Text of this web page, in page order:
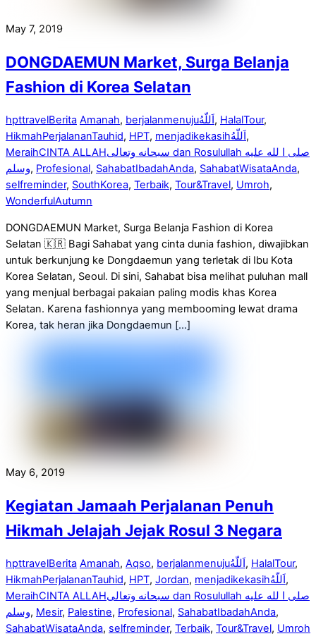
May 7, 2019
DONGDAEMUN Market, Surga Belanja
Fashion di Korea Selatan
hpttravelBerita Amanah, berjalanmenuju‎اَللّهُ , HalalTour,
HikmahPerjalananTauhid, HPT, menjadikekasih‎اَللّهُ ,
MeraihCINTA ALLAHسبحانه وتعالى dan Rosulullah صلى ا لله عليه
وسلم, Profesional, SahabatIbadahAnda, SahabatWisataAnda,
selfreminder, SouthKorea, Terbaik, Tour&Travel, Umroh,
WonderfulAutumn
DONGDAEMUN Market, Surga Belanja Fashion di Korea
Selatan 🇰🇷 Bagi Sahabat yang cinta dunia fashion, diwajibkan
untuk berkunjung ke Dongdaemun yang terletak di Ibu Kota
Korea Selatan, Seoul. Di sini, Sahabat bisa melihat puluhan mall
yang menjual berbagai pakaian paling modis khas Korea
Selatan. Karena fashionnya yang membooming lewat drama
Korea, tak heran jika Dongdaemun […]
May 6, 2019
Kegiatan Jamaah Perjalanan Penuh
Hikmah Jelajah Jejak Rosul 3 Negara
hpttravelBerita Amanah, Aqso, berjalanmenuju‎اَللّهُ , HalalTour,
HikmahPerjalananTauhid, HPT, Jordan, menjadikekasih‎اَللّهُ ,
MeraihCINTA ALLAHسبحانه وتعالى dan Rosulullah صلى ا لله عليه
وسلم, Mesir, Palestine, Profesional, SahabatIbadahAnda,
SahabatWisataAnda, selfreminder, Terbaik, Tour&Travel, Umroh